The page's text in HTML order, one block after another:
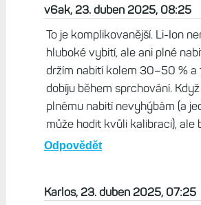
Martin OK5MJ , 22. duben 2025,
Lithiová baterie nemá ráda
mnohem lepší baterií dobít ještě
50% než ji ždímat co nejdéle.
nad tím, jak každý musí mít 14 dní
přitom stráví denně 20 hodin